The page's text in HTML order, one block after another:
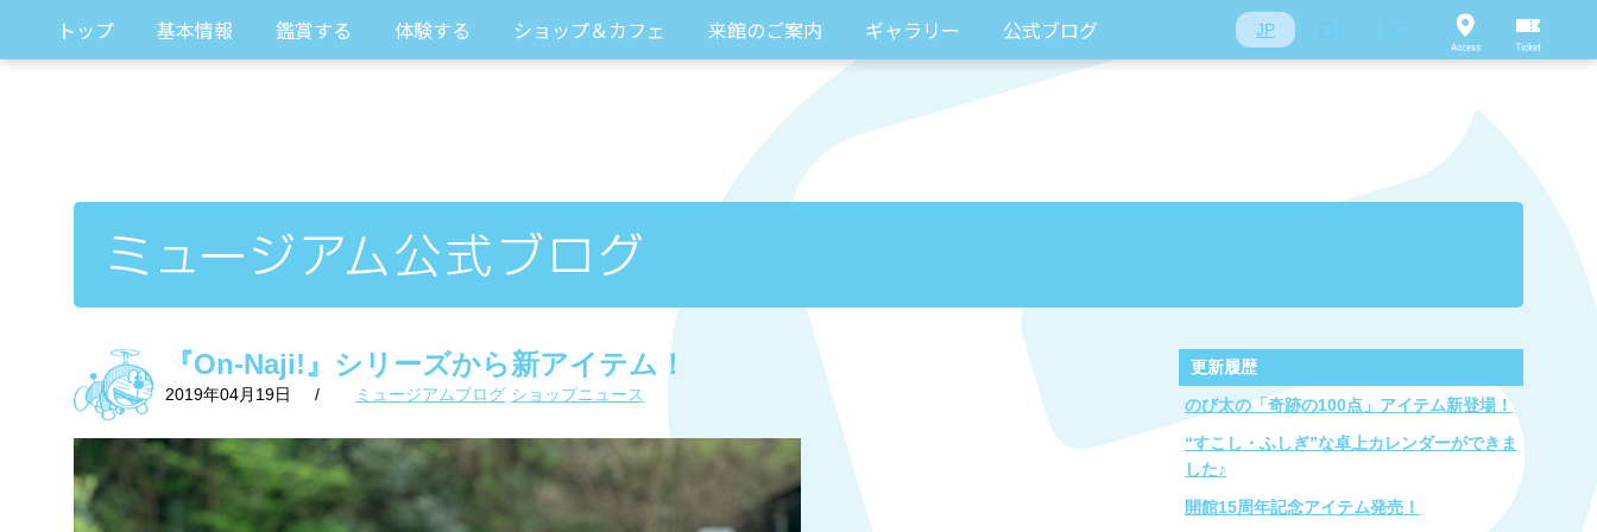
トップ 基本情報 鑑賞する 体験する ショップ＆カフェ 来館のご案内 ギャラリー 公式ブログ JP
『On-Naji!』シリーズから新アイテム！
2019年04月19日 / ミュージアムブログ ショップニュース
更新履歴
のび太の「奇跡の100点」アイテム新登場！
“すこし・ふしぎ”な卓上カレンダーができま
した♪
開館15周年記念アイテム発売！